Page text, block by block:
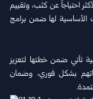
احتياجاً عن كثب، وتقييم
الأساسية لها ضمن برامج
تأتي ضمن خطتها لتعزيز
بشكل فوري، وضمان